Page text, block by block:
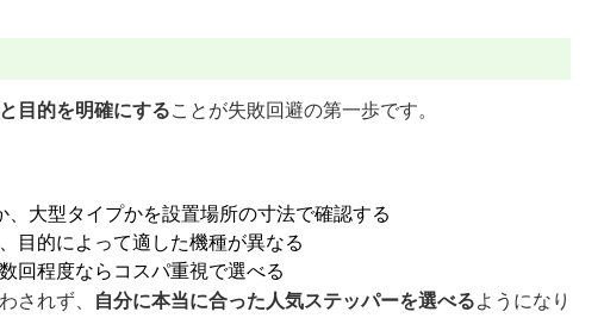
目的を明確にすることが失敗回避の第一歩です。
大型タイプかを設置場所の寸法で確認する
目的によって適した機種が異なる
回程度ならコスパ重視で選べる
されず、 自分に本当に合った人気ステッパーを選べるようになり